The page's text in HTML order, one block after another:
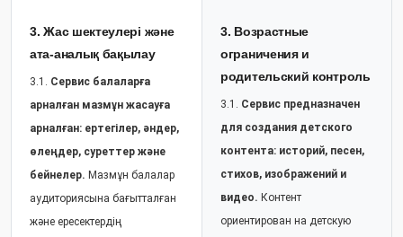
3. Жас шектеулері және
ата-аналық бақылау
3.1. Сервис балаларға
арналған мазмұн жасауға
арналған: ертегілер, әндер,
өлеңдер, суреттер және
бейнелер. Мазмұн балалар
аудиториясына бағытталған
және ересектердің
3. Возрастные
ограничения и
родительский контроль
3.1. Сервис предназначен
для создания детского
контента: историй, песен,
стихов, изображений и
видео. Контент
ориентирован на детскую